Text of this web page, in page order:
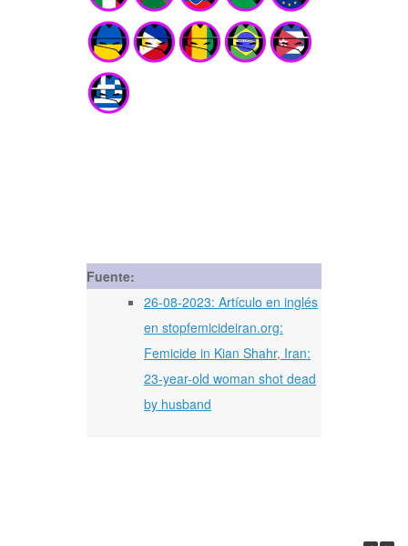
Fuente:
26-08-2023: Artículo en inglés
en stopfemicideiran.org:
Femicide in Kian Shahr, Iran:
23-year-old woman shot dead
by husband